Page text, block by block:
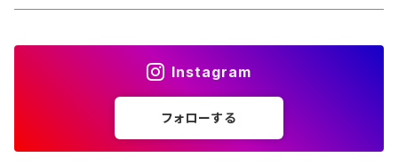
Instagram
フォローする